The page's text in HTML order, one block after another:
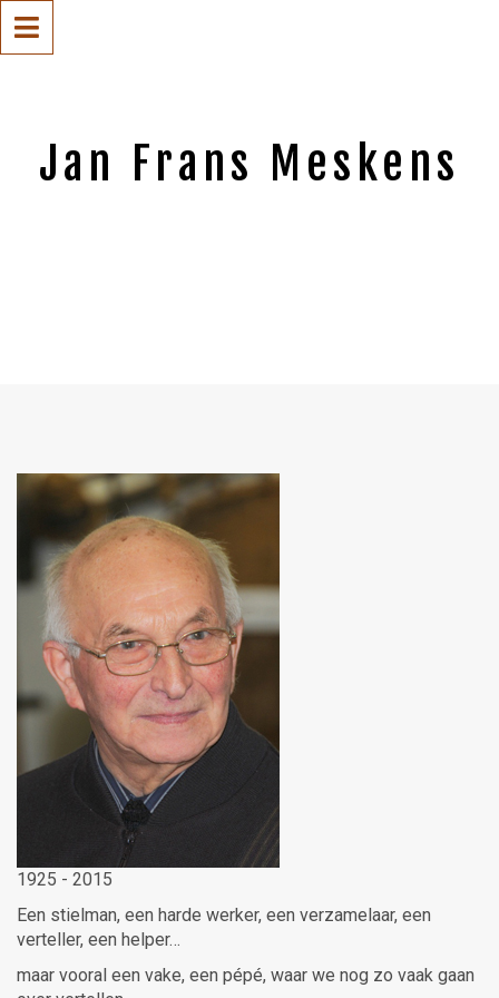
Jan Frans Meskens
1925 - 2015
Een stielman, een harde werker, een verzamelaar, een
verteller, een helper…
maar vooral een vake, een pépé, waar we nog zo vaak gaan